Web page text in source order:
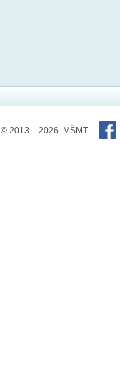
© 2013 – 2026 MŠMT